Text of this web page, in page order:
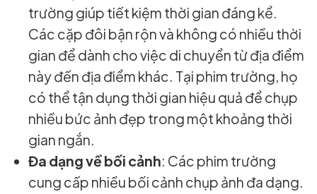
trường giúp tiết kiệm thời gian đáng kể.
Các cặp đôi bận rộn và không có nhiều thời
gian để dành cho việc di chuyển từ địa điểm
này đến địa điểm khác. Tại phim trường, họ
có thể tận dụng thời gian hiệu quả để chụp
nhiều bức ảnh đẹp trong một khoảng thời
gian ngắn.
Đa dạng về bối cảnh: Các phim trường
cung cấp nhiều bối cảnh chụp ảnh đa dạng.